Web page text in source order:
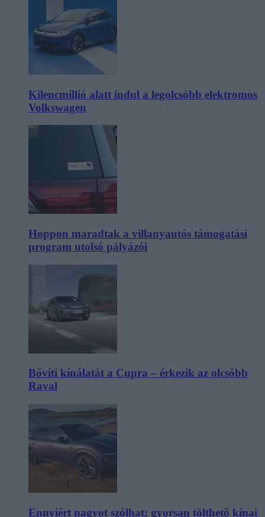
Kilencmillió alatt indul a legolcsóbb elektromos
Volkswagen
Hoppon maradtak a villanyautós támogatási
program utolsó pályázói
Bővíti kínálatát a Cupra – érkezik az olcsóbb
Raval
Ennyiért nagyot szólhat: gyorsan tölthető kínai